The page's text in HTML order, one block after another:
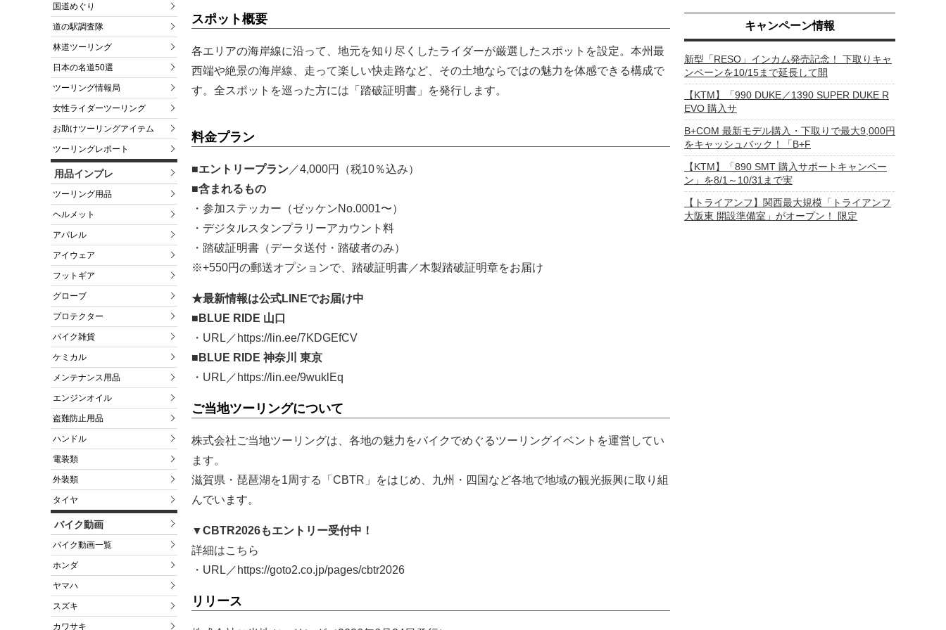
国道めぐり
道の駅調査隊
林道ツーリング
日本の名道50選
ツーリング情報局
女性ライダーツーリング
お助けツーリングアイテム
ツーリングレポート
用品インプレ
ツーリング用品
ヘルメット
アパレル
アイウェア
フットギア
グローブ
プロテクター
バイク雑貨
ケミカル
メンテナンス用品
エンジンオイル
盗難防止用品
ハンドル
電装類
外装類
タイヤ
バイク動画
バイク動画一覧
ホンダ
ヤマハ
スズキ
カワサキ
スポット概要
各エリアの海岸線に沿って、地元を知り尽くしたライダーが厳選したスポットを設定。本州最
西端や絶景の海岸線、走って楽しい快走路など、その土地ならではの魅力を体感できる構成で
す。全スポットを巡った方には「踏破証明書」を発行します。
料金プラン
■エントリープラン ／4,000円（税10％込み）
■含まれるもの
・参加ステッカー（ゼッケンNo.0001〜）
・デジタルスタンプラリーアカウント料
・踏破証明書（データ送付・踏破者のみ）
※+550円の郵送オプションで、踏破証明書／木製踏破証明章をお届け
★最新情報は公式LINEでお届け中
■BLUE RIDE 山口
・URL／https://lin.ee/7KDGEfCV
■BLUE RIDE 神奈川 東京
・URL／https://lin.ee/9wuklEq
ご当地ツーリングについて
株式会社ご当地ツーリングは、各地の魅力をバイクでめぐるツーリングイベントを運営してい
ます。
滋賀県・琵琶湖を1周する「CBTR」をはじめ、九州・四国など各地で地域の観光振興に取り組
んでいます。
▼CBTR2026もエントリー受付中！
詳細はこちら
・URL／https://goto2.co.jp/pages/cbtr2026
リリース
キャンペーン情報
新型「RESO」インカム発売記念！ 下取りキャ
ンペーンを10/15まで延長して開
【KTM】「990 DUKE／1390 SUPER DUKE R
EVO 購入サ
B+COM 最新モデル購入・下取りで最大9,000円
をキャッシュバック！「B+F
【KTM】「890 SMT 購入サポートキャンペー
ン」を8/1～10/31まで実
【トライアンフ】関西最大規模「トライアンフ
大阪東 開設準備室」がオープン！ 限定